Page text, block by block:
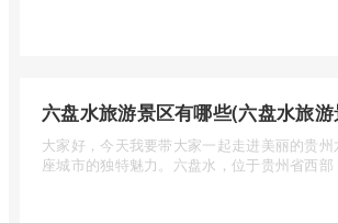
大家好，今天我要带大家一起走进美丽的贵
座城市的独特魅力。六盘水，位于贵州省西